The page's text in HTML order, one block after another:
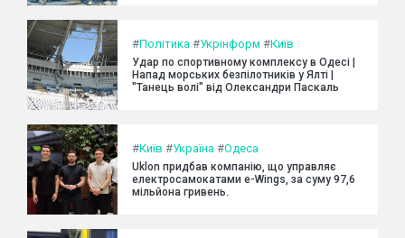
#Політика #Укрінформ #Київ
Удар по спортивному комплексу в Одесі |
Напад морських безпілотників у Ялті |
"Танець волі" від Олександри Паскаль
#Київ #Україна #Одеса
Uklon придбав компанію, що управляє
електросамокатами e-Wings, за суму 97,6
мільйона гривень.